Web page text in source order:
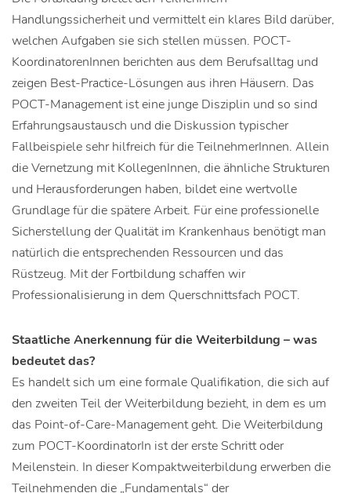
Handlungssicherheit und vermittelt ein klares Bild darüber,
welchen Aufgaben sie sich stellen müssen. POCT-
KoordinatorenInnen berichten aus dem Berufsalltag und
zeigen Best-Practice-Lösungen aus ihren Häusern. Das
POCT-Management ist eine junge Disziplin und so sind
Erfahrungsaustausch und die Diskussion typischer
Fallbeispiele sehr hilfreich für die TeilnehmerInnen. Allein
die Vernetzung mit KollegenInnen, die ähnliche Strukturen
und Herausforderungen haben, bildet eine wertvolle
Grundlage für die spätere Arbeit. Für eine professionelle
Sicherstellung der Qualität im Krankenhaus benötigt man
natürlich die entsprechenden Ressourcen und das
Rüstzeug. Mit der Fortbildung schaffen wir
Professionalisierung in dem Querschnittsfach POCT.
Staatliche Anerkennung für die Weiterbildung – was
bedeutet das?
Es handelt sich um eine formale Qualifikation, die sich auf
den zweiten Teil der Weiterbildung bezieht, in dem es um
das Point-of-Care-Management geht. Die Weiterbildung
zum POCT-KoordinatorIn ist der erste Schritt oder
Meilenstein. In dieser Kompaktweiterbildung erwerben die
Teilnehmenden die „Fundamentals“ der